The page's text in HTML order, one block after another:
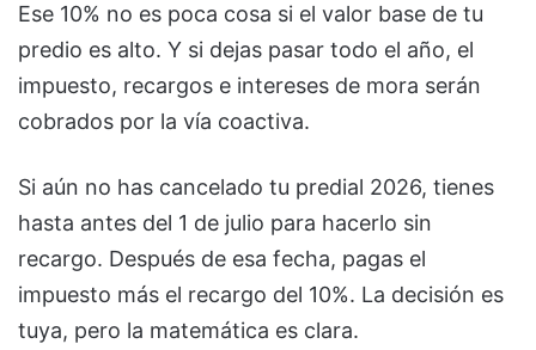
Ese 10% no es poca cosa si el valor base de tu
predio es alto. Y si dejas pasar todo el año, el
impuesto, recargos e intereses de mora serán
cobrados por la vía coactiva.
Si aún no has cancelado tu predial 2026, tienes
hasta antes del 1 de julio para hacerlo sin
recargo. Después de esa fecha, pagas el
impuesto más el recargo del 10%. La decisión es
tuya, pero la matemática es clara.